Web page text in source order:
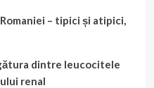
– tipici și atipici,
dintre leucocitele
renal